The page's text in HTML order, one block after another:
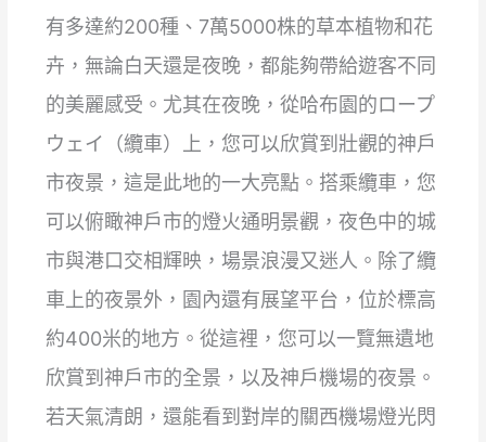
有多達約200種、7萬5000株的草本植物和花
卉，無論白天還是夜晚，都能夠帶給遊客不同
的美麗感受。尤其在夜晚，從哈布園的ロープ
ウェイ（纜車）上，您可以欣賞到壯觀的神戶
市夜景，這是此地的一大亮點。搭乘纜車，您
可以俯瞰神戶市的燈火通明景觀，夜色中的城
市與港口交相輝映，場景浪漫又迷人。除了纜
車上的夜景外，園內還有展望平台，位於標高
約400米的地方。從這裡，您可以一覽無遺地
欣賞到神戶市的全景，以及神戶機場的夜景。
若天氣清朗，還能看到對岸的關西機場燈光閃